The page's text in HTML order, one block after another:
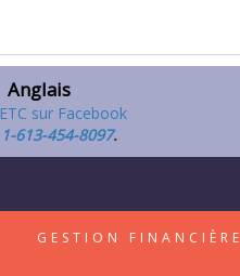
Anglais
1-613-454-8097.
GESTION FINANCIÈRE